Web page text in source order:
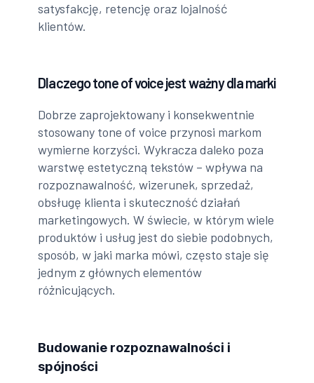
satysfakcję, retencję oraz lojalność
klientów.
Dlaczego tone of voice jest ważny dla marki
Dobrze zaprojektowany i konsekwentnie
stosowany tone of voice przynosi markom
wymierne korzyści. Wykracza daleko poza
warstwę estetyczną tekstów – wpływa na
rozpoznawalność, wizerunek, sprzedaż,
obsługę klienta i skuteczność działań
marketingowych. W świecie, w którym wiele
produktów i usług jest do siebie podobnych,
sposób, w jaki marka mówi, często staje się
jednym z głównych elementów
różnicujących.
Budowanie rozpoznawalności i
spójności